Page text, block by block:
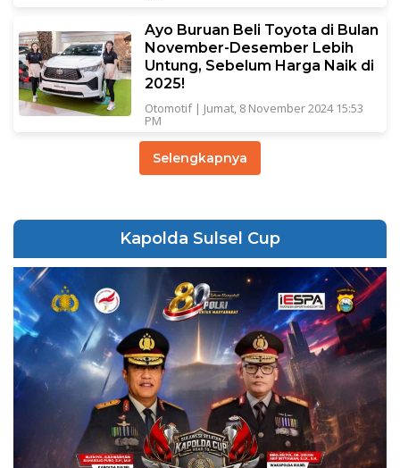
Ayo Buruan Beli Toyota di Bulan
November-Desember Lebih
Untung, Sebelum Harga Naik di
2025!
Otomotif| Jumat, 8 November 2024 15:53
PM
Selengkapnya
Kapolda Sulsel Cup